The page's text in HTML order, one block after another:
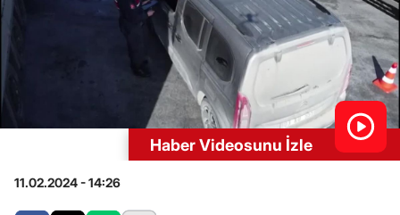
Haber Videosunu İzle
11.02.2024 - 14:26